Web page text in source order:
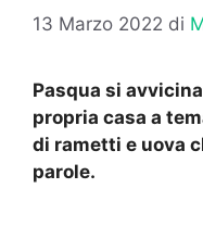
13 Marzo 2022 di
Pasqua si
propria casa a
di rametti e uova
parole.